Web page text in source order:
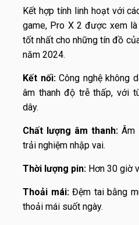
Kết hợp tính linh hoạt với
game, Pro X 2 được xem
tốt nhất cho những tín đồ
năm 2024.
Kết nối:Công nghệ không
âm thanh độ trễ thấp, với
dây.
Chất lượng âm thanh: Âm
trải nghiệm nhập vai.
Thời lượng pin: Hơn 30 giờ
Thoải mái:Đệm tai bằng
thoải mái suốt ngày.